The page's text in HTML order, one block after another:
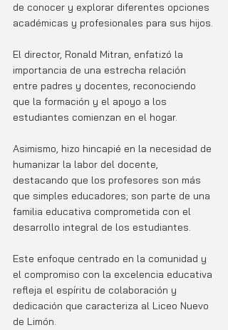
de conocer y explorar diferentes opciones
académicas y profesionales para sus hijos.
El director, Ronald Mitran, enfatizó la
importancia de una estrecha relación
entre padres y docentes, reconociendo
que la formación y el apoyo a los
estudiantes comienzan en el hogar.
Asimismo, hizo hincapié en la necesidad de
humanizar la labor del docente,
destacando que los profesores son más
que simples educadores; son parte de una
familia educativa comprometida con el
desarrollo integral de los estudiantes.
Este enfoque centrado en la comunidad y
el compromiso con la excelencia educativa
refleja el espíritu de colaboración y
dedicación que caracteriza al Liceo Nuevo
de Limón.